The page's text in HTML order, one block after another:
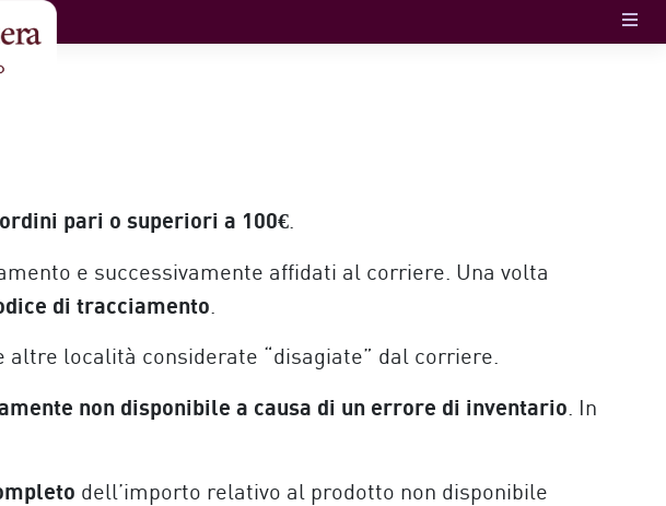
pari o superiori a 100€.
e successivamente affidati al corriere. Una volta
di tracciamento.
altre località considerate “disagiate” dal corriere.
non disponibile a causa di un errore di inventario. In
dell’importo relativo al prodotto non disponibile